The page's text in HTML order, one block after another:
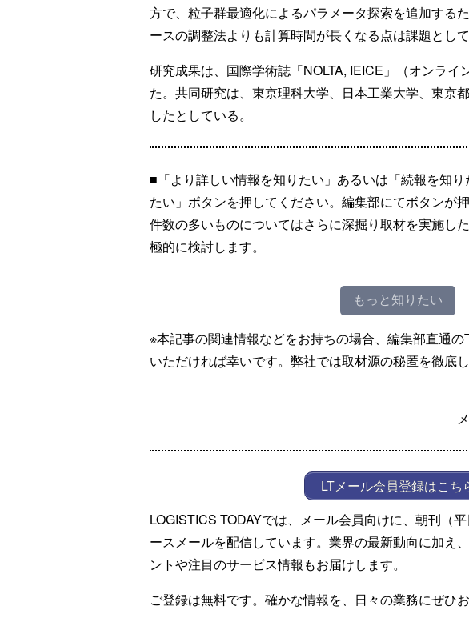
方で、粒子群最適化によるパラメータ探索を追加する
ースの調整法よりも計算時間が長くなる点は課題として
研究成果は、国際学術誌「NOLTA, IEICE」（オンラ
た。共同研究は、東京理科大学、日本工業大学、東京
したとしている。
■「より詳しい情報を知りたい」あるいは「続報を知
たい」ボタンを押してください。編集部にてボタンが
件数の多いものについてはさらに深掘り取材を実施し
極的に検討します。
もっと知りたい
※本記事の関連情報などをお持ちの場合、編集部直通
いただければ幸いです。弊社では取材源の秘匿を徹底し
LTメール会員登録はこち
LOGISTICS TODAYでは、メール会員向けに、朝刊（
ースメールを配信しています。業界の最新動向に加え
ントや注目のサービス情報もお届けします。
ご登録は無料です。確かな情報を、日々の業務にぜひお